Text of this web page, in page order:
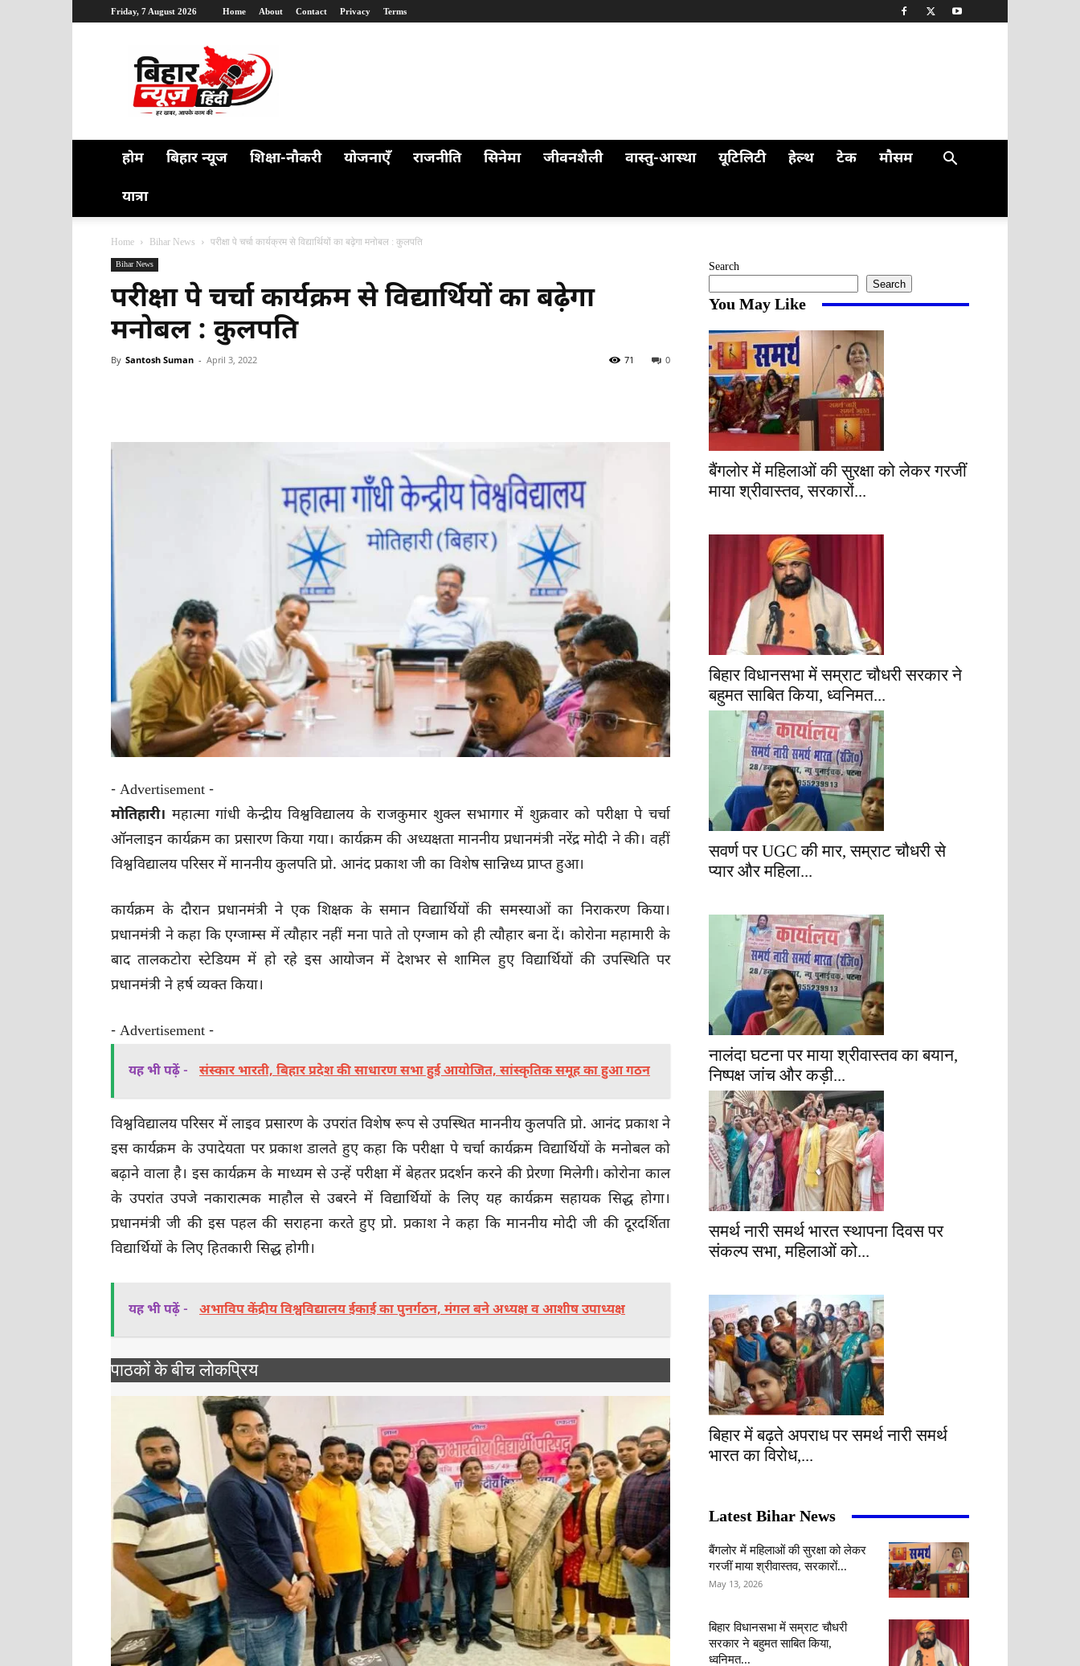
Friday, 7 August 2026 Home About Contact Privacy Terms
Bihar
News
Hindi
होम बिहार न्यूज शिक्षा-नौकरी योजनाएँ राजनीति सिनेमा जीवनशैली वास्तु-आस्था यूटिलिटी हेल्थ टेक मौसम
यात्रा
Home Bihar News परीक्षा पे चर्चा कार्यक्रम से विद्यार्थियों का बढ़ेगा मनोबल : कुलपति
Bihar News
परीक्षा पे चर्चा कार्यक्रम से विद्यार्थियों का बढ़ेगा
मनोबल : कुलपति
By Santosh Suman - April 3, 2022 0
71
- Advertisement -
मोतिहारी। महात्मा गांधी केन्द्रीय विश्वविद्यालय के राजकुमार शुक्ल सभागार में शुक्रवार को परीक्षा पे चर्चा
ऑनलाइन कार्यक्रम का प्रसारण किया गया। कार्यक्रम की अध्यक्षता माननीय प्रधानमंत्री नरेंद्र मोदी ने की। वहीं
विश्वविद्यालय परिसर में माननीय कुलपति प्रो. आनंद प्रकाश जी का विशेष सान्निध्य प्राप्त हुआ।
कार्यक्रम के दौरान प्रधानमंत्री ने एक शिक्षक के समान विद्यार्थियों की समस्याओं का निराकरण किया।
प्रधानमंत्री ने कहा कि एग्‍जाम्‍स में त्यौहार नहीं मना पाते तो एग्‍जाम को ही त्यौहार बना दें। कोरोना महामारी के
बाद तालकटोरा स्टेडियम में हो रहे इस आयोजन में देशभर से शामिल हुए विद्यार्थियों की उपस्थिति पर
प्रधानमंत्री ने हर्ष व्यक्त किया।
- Advertisement -
यह भी पढ़ें - संस्कार भारती, बिहार प्रदेश की साधारण सभा हुई आयोजित, सांस्कृतिक समूह का हुआ गठन
विश्वविद्यालय परिसर में लाइव प्रसारण के उपरांत विशेष रूप से उपस्थित माननीय कुलपति प्रो. आनंद प्रकाश ने
इस कार्यक्रम के उपादेयता पर प्रकाश डालते हुए कहा कि परीक्षा पे चर्चा कार्यक्रम विद्यार्थियों के मनोबल को
बढ़ाने वाला है। इस कार्यक्रम के माध्यम से उन्हें परीक्षा में बेहतर प्रदर्शन करने की प्रेरणा मिलेगी। कोरोना काल
के उपरांत उपजे नकारात्मक माहौल से उबरने में विद्यार्थियों के लिए यह कार्यक्रम सहायक सिद्ध होगा।
प्रधानमंत्री जी की इस पहल की सराहना करते हुए प्रो. प्रकाश ने कहा कि माननीय मोदी जी की दूरदर्शिता
विद्यार्थियों के लिए हितकारी सिद्ध होगी।
यह भी पढ़ें - अभाविप केंद्रीय विश्वविद्यालय ईकाई का पुनर्गठन, मंगल बने अध्यक्ष व आशीष उपाध्यक्ष
पाठकों के बीच लोकप्रिय
Search
Search
You May Like
बैंगलोर में महिलाओं की सुरक्षा को लेकर गरजीं
माया श्रीवास्तव, सरकारों...
बिहार विधानसभा में सम्राट चौधरी सरकार ने
बहुमत साबित किया, ध्वनिमत...
सवर्ण पर UGC की मार, सम्राट चौधरी से
प्यार और महिला...
नालंदा घटना पर माया श्रीवास्तव का बयान,
निष्पक्ष जांच और कड़ी...
समर्थ नारी समर्थ भारत स्थापना दिवस पर
संकल्प सभा, महिलाओं को...
बिहार में बढ़ते अपराध पर समर्थ नारी समर्थ
भारत का विरोध,...
Latest Bihar News
बैंगलोर में महिलाओं की सुरक्षा को लेकर
गरजीं माया श्रीवास्तव, सरकारों...
May 13, 2026
बिहार विधानसभा में सम्राट चौधरी
सरकार ने बहुमत साबित किया,
ध्वनिमत...